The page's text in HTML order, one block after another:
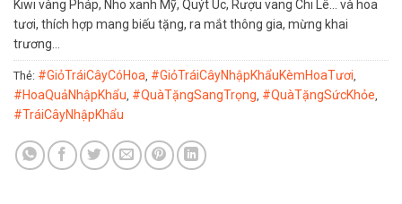
Kiwi vàng Pháp, Nho xanh Mỹ, Quýt Úc, Rượu vang Chi Lê… và hoa
tươi, thích hợp mang biếu tặng, ra mắt thông gia, mừng khai
trương…
Thẻ: #GiỏTráiCâyCóHoa #GiỏTráiCâyNhậpKhẩuKèmHoaTươi
#HoaQuảNhậpKhẩu #QuàTặngSangTrọng #QuàTặngSứcKhỏe
#TráiCâyNhậpKhẩu